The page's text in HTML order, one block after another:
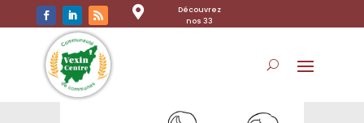

Découvrez
nos 33